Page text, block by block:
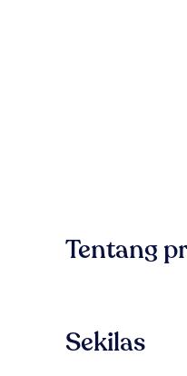
Tentang
Sekilas